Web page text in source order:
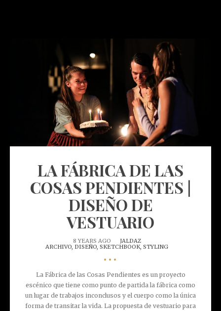
LA FÁBRICA DE LAS
COSAS PENDIENTES |
DISEÑO DE
VESTUARIO
8 YEARS AGO
JALDAZ
ARCHIVO, DISEÑO, SKETCHBOOK, STYLING
•••
La Fábrica de las Cosas Pendientes es un proyecto
escénico que tiene como punto de partida la fábrica como
un lugar de trabajos inconclusos y el cuerpo como la única
forma de transitar la vida. La propuesta de vestuario para